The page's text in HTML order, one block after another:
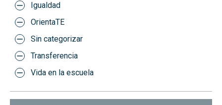
Igualdad
OrientaTE
Sin categorizar
Transferencia
Vida en la escuela